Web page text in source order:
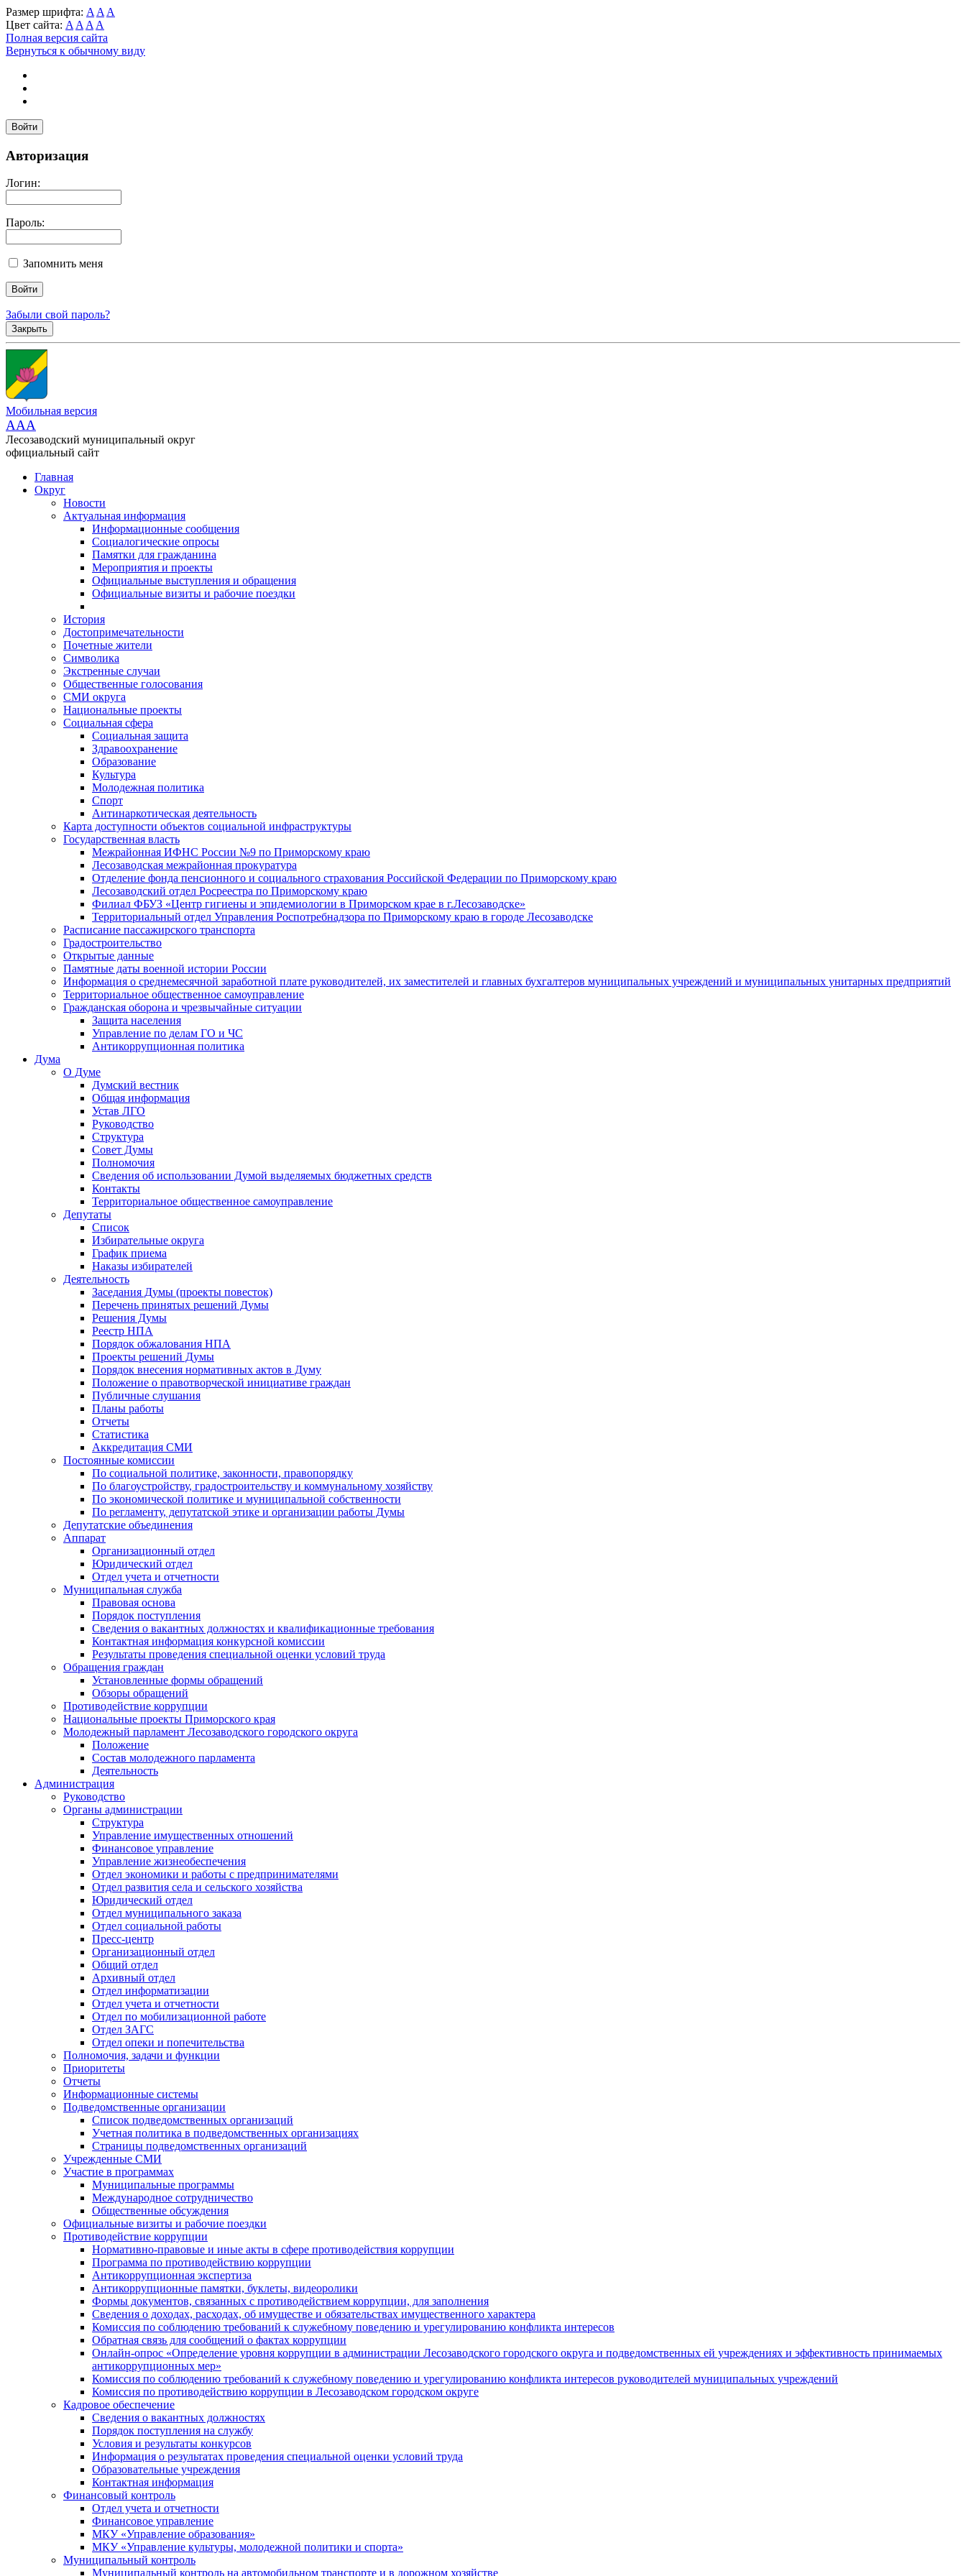
Размер шрифта: A A A
Цвет сайта: A A A A
Полная версия сайта
Вернуться к обычному виду
Войти
Авторизация
Логин:
Пароль:
Запомнить меня
Забыли свой пароль?
Закрыть
Мобильная версия
AAA
Лесозаводский муниципальный округ
официальный сайт
Главная
Округ
Новости
Актуальная информация
Информационные сообщения
Социалогические опросы
Памятки для гражданина
Мероприятия и проекты
Официальные выступления и обращения
Официальные визиты и рабочие поездки
История
Достопримечательности
Почетные жители
Символика
Экстренные случаи
Общественные голосования
СМИ округа
Национальные проекты
Социальная сфера
Социальная защита
Здравоохранение
Образование
Культура
Молодежная политика
Спорт
Антинаркотическая деятельность
Карта доступности объектов социальной инфраструктуры
Государственная власть
Межрайонная ИФНС России №9 по Приморскому краю
Лесозаводская межрайонная прокуратура
Отделение фонда пенсионного и социального страхования Российской Федерации по Приморскому краю
Лесозаводский отдел Росреестра по Приморскому краю
Филиал ФБУЗ «Центр гигиены и эпидемиологии в Приморском крае в г.Лесозаводске»
Территориальный отдел Управления Роспотребнадзора по Приморскому краю в городе Лесозаводске
Расписание пассажирского транспорта
Градостроительство
Открытые данные
Памятные даты военной истории России
Информация о среднемесячной заработной плате руководителей, их заместителей и главных бухгалтеров муниципальных учреждений и муниципальных унитарных предприятий
Территориальное общественное самоуправление
Гражданская оборона и чрезвычайные ситуации
Защита населения
Управление по делам ГО и ЧС
Антикоррупционная политика
Дума
О Думе
Думский вестник
Общая информация
Устав ЛГО
Руководство
Структура
Совет Думы
Полномочия
Сведения об использовании Думой выделяемых бюджетных средств
Контакты
Территориальное общественное самоуправление
Депутаты
Список
Избирательные округа
График приема
Наказы избирателей
Деятельность
Заседания Думы (проекты повесток)
Перечень принятых решений Думы
Решения Думы
Реестр НПА
Порядок обжалования НПА
Проекты решений Думы
Порядок внесения нормативных актов в Думу
Положение о правотворческой инициативе граждан
Публичные слушания
Планы работы
Отчеты
Статистика
Аккредитация СМИ
Постоянные комиссии
По социальной политике, законности, правопорядку
По благоустройству, градостроительству и коммунальному хозяйству
По экономической политике и муниципальной собственности
По регламенту, депутатской этике и организации работы Думы
Депутатские объединения
Аппарат
Организационный отдел
Юридический отдел
Отдел учета и отчетности
Муниципальная служба
Правовая основа
Порядок поступления
Сведения о вакантных должностях и квалификационные требования
Контактная информация конкурсной комиссии
Результаты проведения специальной оценки условий труда
Обращения граждан
Установленные формы обращений
Обзоры обращений
Противодействие коррупции
Национальные проекты Приморского края
Молодежный парламент Лесозаводского городского округа
Положение
Состав молодежного парламента
Деятельность
Администрация
Руководство
Органы администрации
Структура
Управление имущественных отношений
Финансовое управление
Управление жизнеобеспечения
Отдел экономики и работы с предпринимателями
Отдел развития села и сельского хозяйства
Юридический отдел
Отдел муниципального заказа
Отдел социальной работы
Пресс-центр
Организационный отдел
Общий отдел
Архивный отдел
Отдел информатизации
Отдел учета и отчетности
Отдел по мобилизационной работе
Отдел ЗАГС
Отдел опеки и попечительства
Полномочия, задачи и функции
Приоритеты
Отчеты
Информационные системы
Подведомственные организации
Список подведомственных организаций
Учетная политика в подведомственных организациях
Страницы подведомственных организаций
Учрежденные СМИ
Участие в программах
Муниципальные программы
Международное сотрудничество
Общественные обсуждения
Официальные визиты и рабочие поездки
Противодействие коррупции
Нормативно-правовые и иные акты в сфере противодействия коррупции
Программа по противодействию коррупции
Антикоррупционная экспертиза
Антикоррупционные памятки, буклеты, видеоролики
Формы документов, связанных с противодействием коррупции, для заполнения
Сведения о доходах, расходах, об имуществе и обязательствах имущественного характера
Комиссия по соблюдению требований к служебному поведению и урегулированию конфликта интересов
Обратная связь для сообщений о фактах коррупции
Онлайн-опрос «Определение уровня коррупции в администрации Лесозаводского городского округа и подведомственных ей учреждениях и эффективность принимаемых
антикоррупционных мер»
Комиссия по соблюдению требований к служебному поведению и урегулированию конфликта интересов руководителей муниципальных учреждений
Комиссия по противодействию коррупции в Лесозаводском городском округе
Кадровое обеспечение
Сведения о вакантных должностях
Порядок поступления на службу
Условия и результаты конкурсов
Информация о результатах проведения специальной оценки условий труда
Образовательные учреждения
Контактная информация
Финансовый контроль
Отдел учета и отчетности
Финансовое управление
МКУ «Управление образования»
МКУ «Управление культуры, молодежной политики и спорта»
Муниципальный контроль
Муниципальный контроль на автомобильном транспорте и в дорожном хозяйстве